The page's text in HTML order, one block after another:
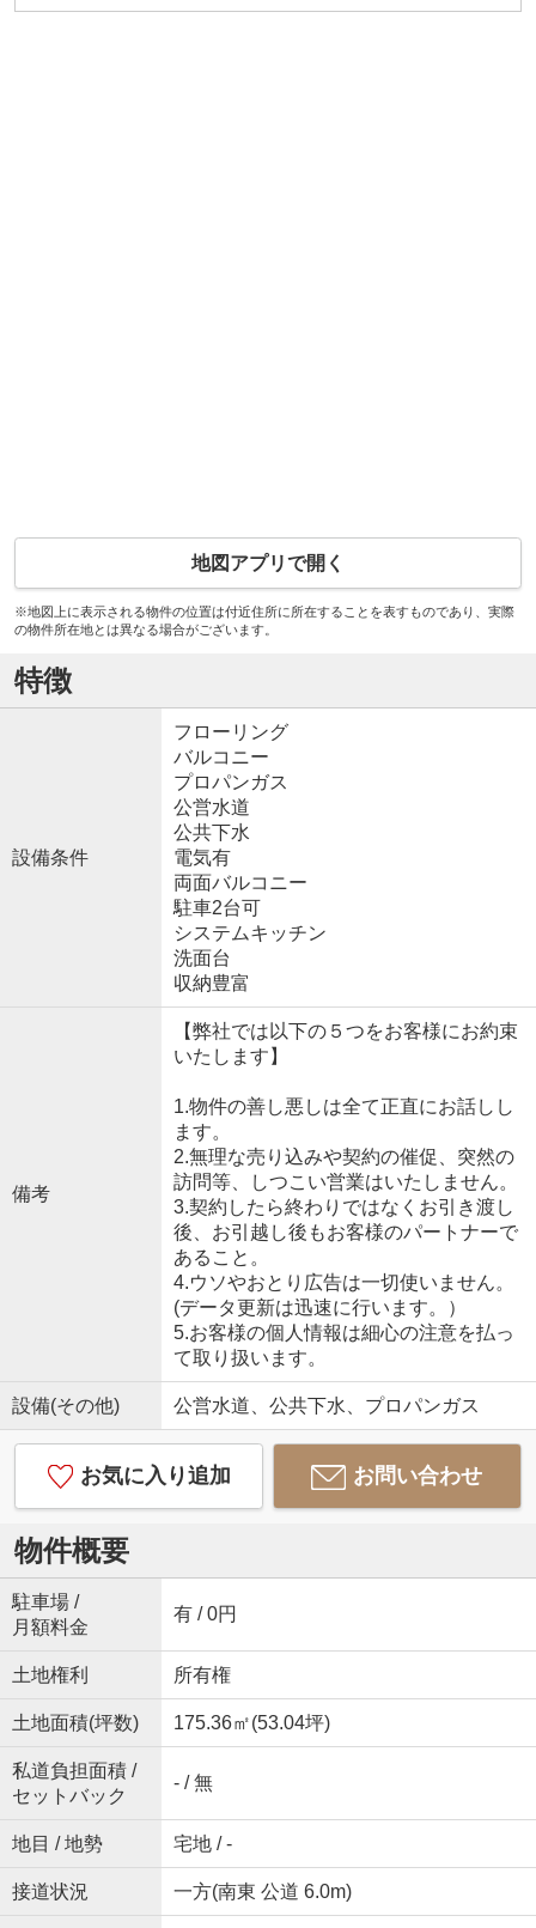
地図アプリで開く
※地図上に表示される物件の位置は付近住所に所在することを表すものであり、実際
の物件所在地とは異なる場合がございます。
特徴
設備条件
フローリング
バルコニー
プロパンガス
公営水道
公共下水
電気有
両面バルコニー
駐車2台可
システムキッチン
洗面台
収納豊富
備考
【弊社では以下の５つをお客様にお約束
いたします】
1.物件の善し悪しは全て正直にお話しし
ます。
2.無理な売り込みや契約の催促、突然の
訪問等、しつこい営業はいたしません。
3.契約したら終わりではなくお引き渡し
後、お引越し後もお客様のパートナーで
あること。
4.ウソやおとり広告は一切使いません。
(データ更新は迅速に行います。）
5.お客様の個人情報は細心の注意を払っ
て取り扱います。
設備(その他) 公営水道、公共下水、プロパンガス
お気に入り追加 お問い合わせ
物件概要
駐車場 /
月額料金
有 / 0円
土地権利 所有権
土地面積(坪数) 175.36㎡(53.04坪)
私道負担面積 /
セットバック
- / 無
地目 / 地勢 宅地 / -
接道状況 一方(南東 公道 6.0m)